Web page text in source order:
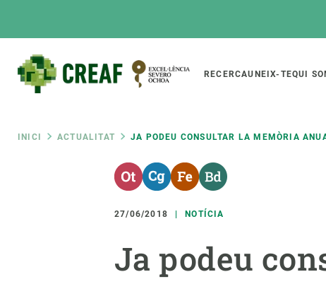
Main
RECERCAUNEIX-TEQUI
Fil
d'ariadna
INICI ACTUALITAT JA PODEU CONSULTAR LA MEMÒRIA
27/06/2018 NOTÍCIA
Ja podeu
Featured
responsive
Responsive
menu
SOBRE NOSALTRES
Organització institucional Biodiversitat